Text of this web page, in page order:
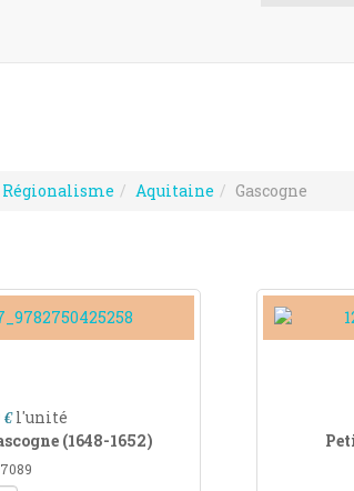
Régionalisme Aquitaine Gascogne
€ l'unité
(1648-1652)
7089